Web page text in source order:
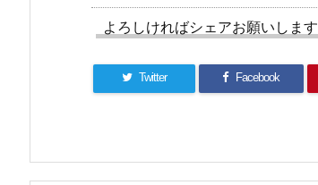
o
よろしければシェアお願いします
Twitter Facebook